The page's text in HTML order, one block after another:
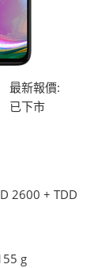
最新報價:
已下市
2600 + TDD
g